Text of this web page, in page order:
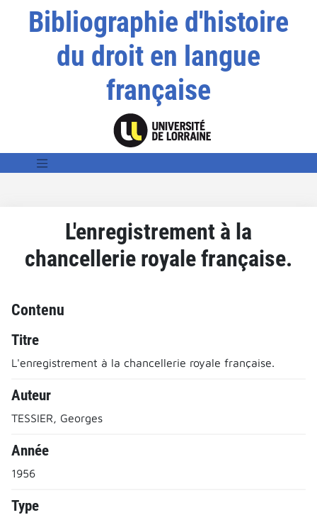
Bibliographie d'histoire
du droit en langue
française
L'enregistrement à la
chancellerie royale française.
Contenu
Titre
L'enregistrement à la chancellerie royale française.
Auteur
TESSIER, Georges
Année
1956
Type